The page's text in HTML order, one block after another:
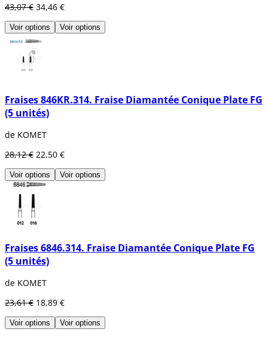
43,07 € 34,46 €
Voir options Voir options
Fraises 846KR.314. Fraise Diamantée Conique Plate FG
(5 unités)
de KOMET
28,12 € 22,50 €
Voir options Voir options
Fraises 6846.314. Fraise Diamantée Conique Plate FG
(5 unités)
de KOMET
23,61 € 18,89 €
Voir options Voir options